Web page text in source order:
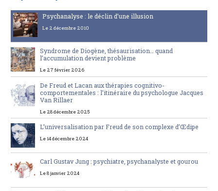
Psychanalyse : le déclin d’une illusion
Le 2 décembre 2010
Syndrome de Diogène, thésaurisation… quand
l’accumulation devient problème
Le 27 février 2026
De Freud et Lacan aux thérapies cognitivo-
comportementales : l’itinéraire du psychologue Jacques
Van Rillaer
Le 28 décembre 2025
L’universalisation par Freud de son complexe d’Œdipe
Le 14 décembre 2024
Carl Gustav Jung : psychiatre, psychanalyste et gourou
Le 8 janvier 2024